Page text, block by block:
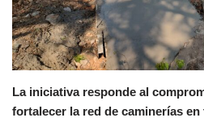
La iniciativa responde al
fortalecer la red de caminerías